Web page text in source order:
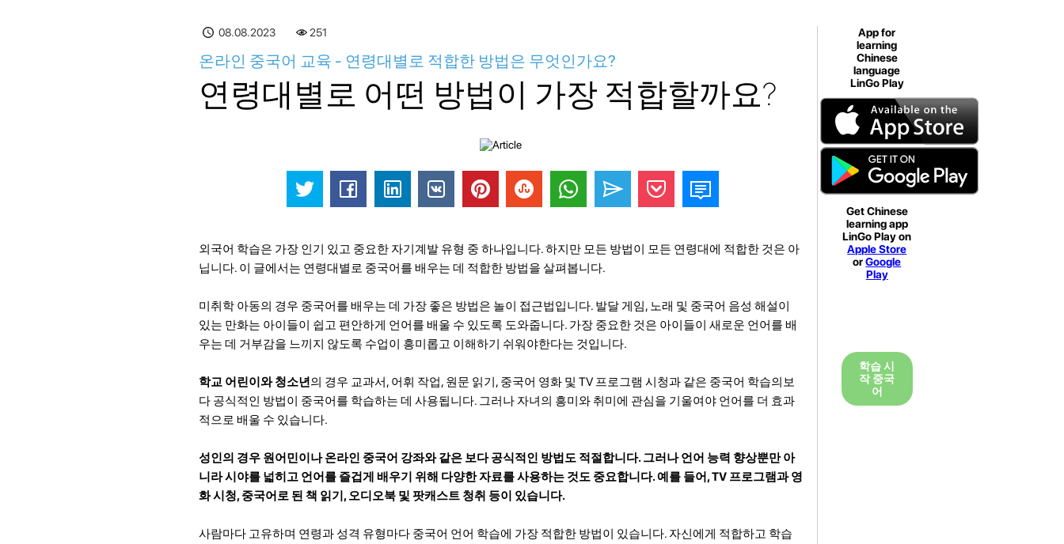
08.08.2023 251
온라인 중국어 교육 - 연령대별로 적합한 방법은 무엇인가요?
연령대별로 어떤 방법이 가장 적합할까요?
외국어 학습은 가장 인기 있고 중요한 자기계발 유형 중 하나입니다. 하지만 모든 방법이 모든 연령대에 적합한 것은 아
닙니다. 이 글에서는 연령대별로 중국어를 배우는 데 적합한 방법을 살펴봅니다.
미취학 아동의 경우 중국어를 배우는 데 가장 좋은 방법은 놀이 접근법입니다. 발달 게임, 노래 및 중국어 음성 해설이
있는 만화는 아이들이 쉽고 편안하게 언어를 배울 수 있도록 도와줍니다. 가장 중요한 것은 아이들이 새로운 언어를 배
우는 데 거부감을 느끼지 않도록 수업이 흥미롭고 이해하기 쉬워야한다는 것입니다.
학교 어린이와 청소년의 경우 교과서, 어휘 작업, 원문 읽기, 중국어 영화 및 TV 프로그램 시청과 같은 중국어 학습의보
다 공식적인 방법이 중국어를 학습하는 데 사용됩니다. 그러나 자녀의 흥미와 취미에 관심을 기울여야 언어를 더 효과
적으로 배울 수 있습니다.
성인의 경우 원어민이나 온라인 중국어 강좌와 같은 보다 공식적인 방법도 적절합니다. 그러나 언어 능력 향상뿐만 아
니라 시야를 넓히고 언어를 즐겁게 배우기 위해 다양한 자료를 사용하는 것도 중요합니다. 예를 들어, TV 프로그램과 영
화 시청, 중국어로 된 책 읽기, 오디오북 및 팟캐스트 청취 등이 있습니다.
사람마다 고유하며 연령과 성격 유형마다 중국어 언어 학습에 가장 적합한 방법이 있습니다. 자신에게 적합하고 학습
App for
learning
Chinese
language
LinGo Play
Get Chinese
learning app
LinGo Play on
Apple Store
orGoogle
Play
학습 시
작 중국
어